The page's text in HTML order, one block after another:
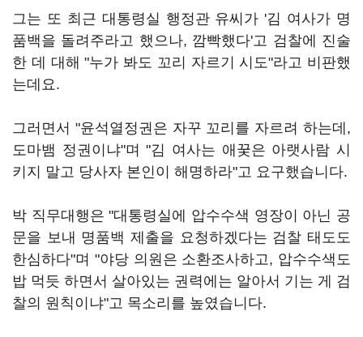
그는 또 최근 대통령실 행정관 유씨가 '김 여사가 명
품백을 돌려주라고 했으나, 깜빡했다'고 검찰에 진술
한 데 대해 "누가 봐도 꼬리 자르기 시도"라고 비판했
는데요.
그러면서 "윤석열정권은 자꾸 꼬리를 자르려 하는데,
도마뱀 정권이냐"며 "김 여사는 애꿎은 아랫사람 시
키지 말고 당사자 본인이 해명하라"고 요구했습니다.
박 직무대행은 "대통령실에 압수수색 영장이 아닌 공
문을 보내 명품백 제출을 요청하겠다는 검찰 태도도
한심하다"며 "야당 의원은 소환조사하고, 압수수색도
밥 먹듯 하면서 살아있는 권력에는 알아서 기는 게 검
찰의 원칙이냐"고 목소리를 높였습니다.